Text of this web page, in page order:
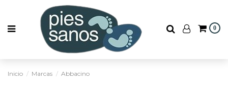
0
Inicio Marcas Abbacino